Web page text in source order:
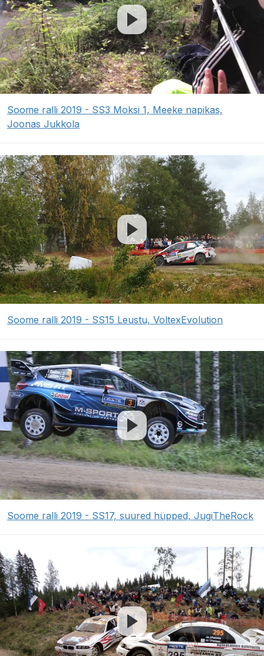
Soome ralli 2019 - SS3 Moksi 1, Meeke napikas,
Joonas Jukkola
Soome ralli 2019 - SS15 Leustu, VoltexEvolution
Soome ralli 2019 - SS17, suured hüpped, JugiTheRock